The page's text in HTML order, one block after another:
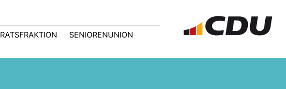
RATSFRAKTION SENIORENUNION